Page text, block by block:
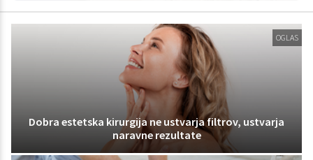
OGLAS
Dobra estetska kirurgija ne ustvarja filtrov, ustvarja
naravne rezultate